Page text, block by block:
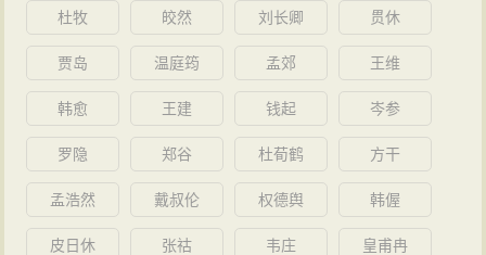
心。
不屈而死
（今陕西省西安市）发动叛乱，当时雍州刺史萧宝夤谋
反的情况逐渐严重。侍中、城阳王元徽平素忌恨道元。
杜牧 皎然 刘长卿 贯休
贾岛 温庭筠 孟郊 王维
韩愈 王建 钱起 岑参
罗隐 郑谷 杜荀鹤 方干
孟浩然 戴叔伦 权德舆 韩偓
皮日休 张祜 韦庄 皇甫冉